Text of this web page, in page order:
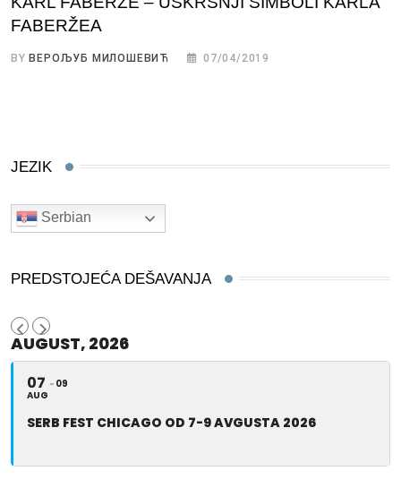
FABERŽEA
BYВЕРОЉУБ МИЛОШЕВИЋ 07/04/2019
JEZIK
Serbian
PREDSTOJEĆA DEŠAVANJA
AUGUST, 2026
07
AUG
09
SERB FEST CHICAGO OD 7-9 AVGUSTA 2026